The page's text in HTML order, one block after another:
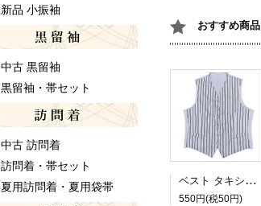
おすすめ商品
ベスト タキシード 男礼服 １６２２ 中古 貸衣装 処分品 ＡＭサイズ
550円(税50円)
新品 小振袖
中古 黒留袖
黒留袖・帯セット
中古 訪問着
訪問着・帯セット
夏用訪問着・夏用袋帯